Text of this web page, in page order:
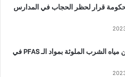
قرار لحظر الحجاب في المدارس
إليك عناوين مياه الشرب الملوثة بمواد الـ PFAS في